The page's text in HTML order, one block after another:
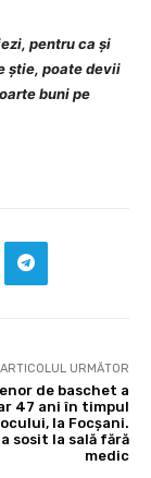
pentru ca și
știe, poate devii
buni pe
ARTICOLUL URMĂTOR
de baschet a
47 ani în timpul
la Focșani.
sosit la sală fără
medic